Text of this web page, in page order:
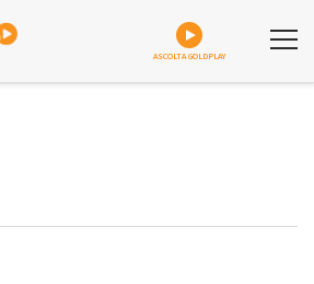
ASCOLTA GOLDPLAY